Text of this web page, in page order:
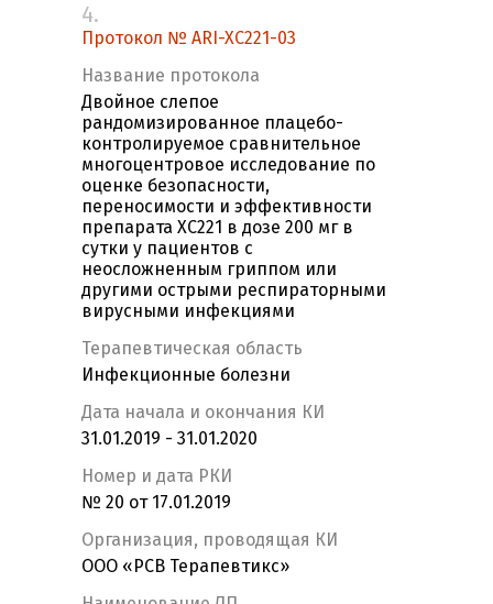
4.
Протокол № ARI-XC221-03
Название протокола
Двойное слепое
рандомизированное плацебо-
контролируемое сравнительное
многоцентровое исследование по
оценке безопасности,
переносимости и эффективности
препарата ХС221 в дозе 200 мг в
сутки у пациентов с
неосложненным гриппом или
другими острыми респираторными
вирусными инфекциями
Терапевтическая область
Инфекционные болезни
Дата начала и окончания КИ
31.01.2019 - 31.01.2020
Номер и дата РКИ
№ 20 от 17.01.2019
Организация, проводящая КИ
ООО «РСВ Терапевтикс»